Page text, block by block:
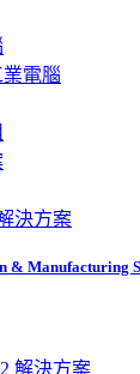
電腦
決方案
& Manufacturing
解決方案